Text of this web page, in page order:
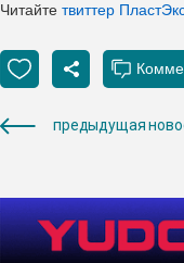
Читайте твиттер
предыдущая